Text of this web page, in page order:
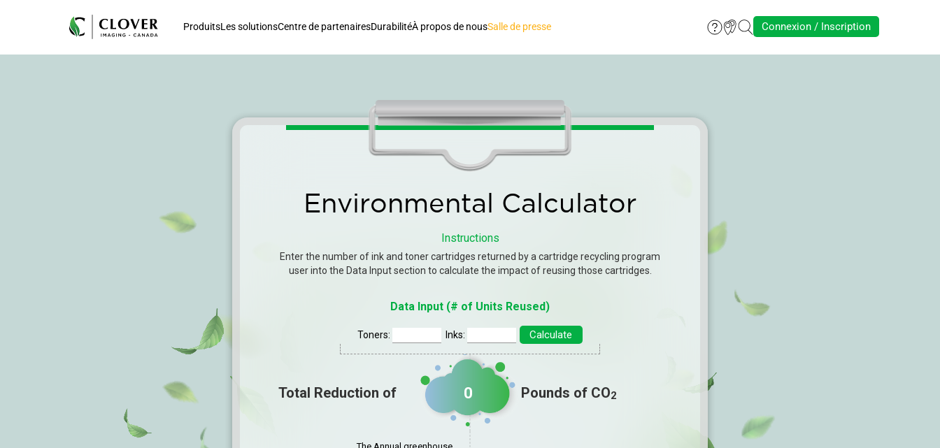
Connexion / Inscription
ProduitsLes solutionsCentre de partenairesDurabilitéÀ propos de nousSalle de presse